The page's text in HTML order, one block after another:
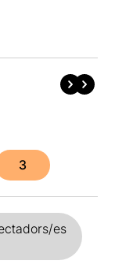
3
es